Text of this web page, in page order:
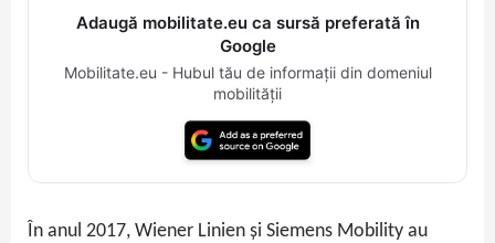
Adaugă mobilitate.eu ca sursă preferată în
Google
Mobilitate.eu - Hubul tău de informații din domeniul
mobilității
În anul 2017, Wiener Linien și Siemens Mobility au